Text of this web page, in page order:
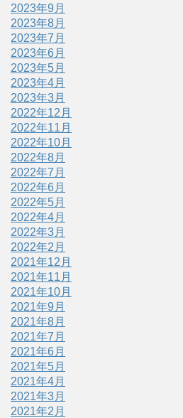
2023年9月
2023年8月
2023年7月
2023年6月
2023年5月
2023年4月
2023年3月
2022年12月
2022年11月
2022年10月
2022年8月
2022年7月
2022年6月
2022年5月
2022年4月
2022年3月
2022年2月
2021年12月
2021年11月
2021年10月
2021年9月
2021年8月
2021年7月
2021年6月
2021年5月
2021年4月
2021年3月
2021年2月